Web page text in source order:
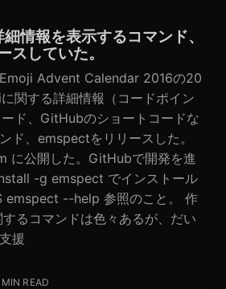
情報を表示するコマンド、
していた。
Advent Calendar 2016の20
関する詳細情報（コードポイン
ド、GitHubのショートコードな
ド、emspectをリリースした。
に公開した。GitHubで開発を進
-g emspect でインストール
emspect --help 参照のこと。 作
るコマンドは色々あるが、だい
援
READ